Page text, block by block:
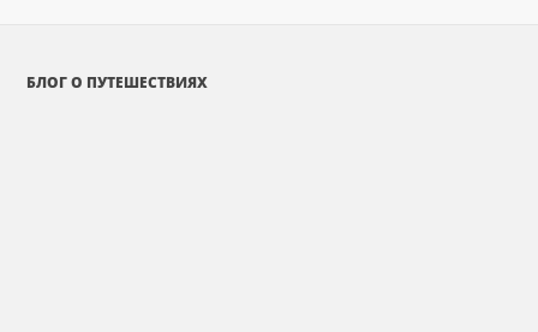
БЛОГ О ПУТЕШЕСТВИЯХ